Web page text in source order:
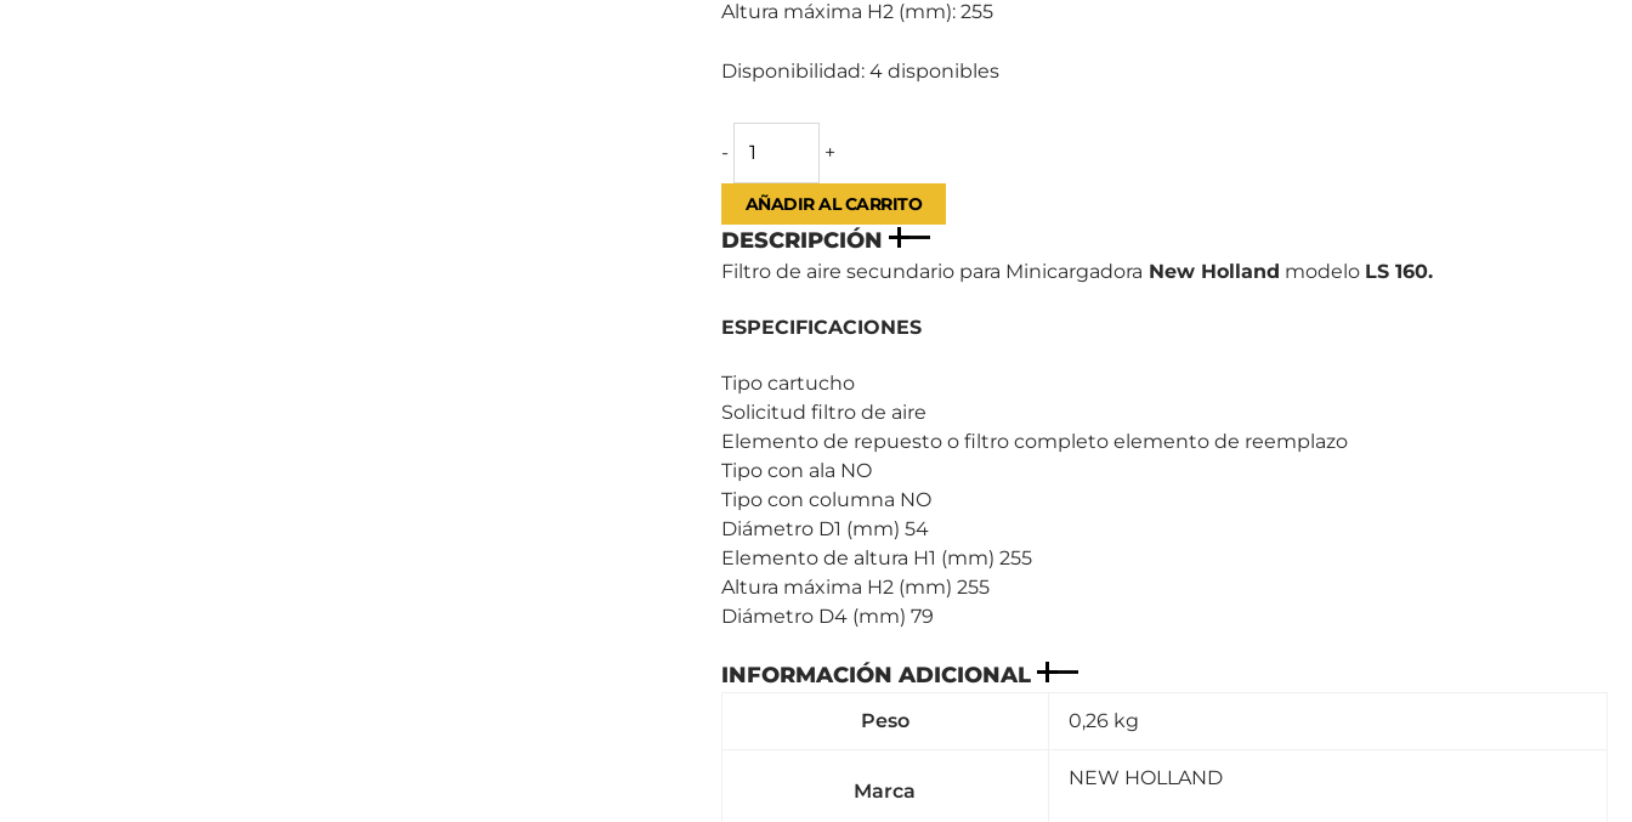
Altura máxima H2 (mm): 255
Disponibilidad: 4 disponibles
- +
AÑADIR AL CARRITO
DESCRIPCIÓN
Filtro de aire secundario para Minicargadora New Holland modelo LS 160.
ESPECIFICACIONES
Tipo cartucho
Solicitud filtro de aire
Elemento de repuesto o filtro completo elemento de reemplazo
Tipo con ala NO
Tipo con columna NO
Diámetro D1 (mm) 54
Elemento de altura H1 (mm) 255
Altura máxima H2 (mm) 255
Diámetro D4 (mm) 79
INFORMACIÓN ADICIONAL
Peso 0,26 kg
Marca
NEW HOLLAND